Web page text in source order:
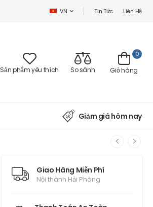
VN Tin Tức Liên Hệ
Sản phẩm yêu thích So sánh
0
Giỏ hàng
Giảm giá hôm nay
Giao Hàng Miễn Phí
Nội thành Hải Phòng